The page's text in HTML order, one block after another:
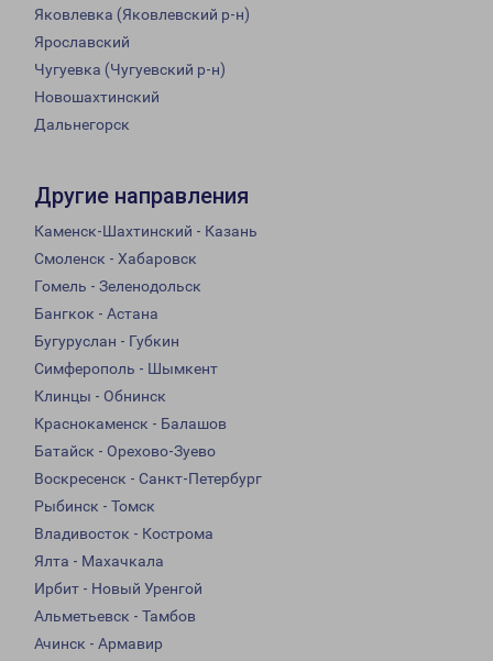
Яковлевка (Яковлевский р-н)
Ярославский
Чугуевка (Чугуевский р-н)
Новошахтинский
Дальнегорск
Другие направления
Каменск-Шахтинский - Казань
Смоленск - Хабаровск
Гомель - Зеленодольск
Бангкок - Астана
Бугуруслан - Губкин
Симферополь - Шымкент
Клинцы - Обнинск
Краснокаменск - Балашов
Батайск - Орехово-Зуево
Воскресенск - Санкт-Петербург
Рыбинск - Томск
Владивосток - Кострома
Ялта - Махачкала
Ирбит - Новый Уренгой
Альметьевск - Тамбов
Ачинск - Армавир